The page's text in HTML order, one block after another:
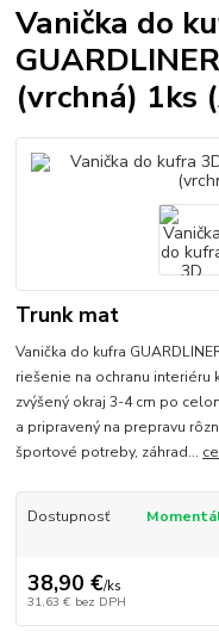
Vanička do
(vrchná) 1ks
Trunk mat
Vanička do kufra
riešenie na ochranu interiéru
zvýšený okraj 3-4 cm po
a pripravený na prepravu
športové potreby, záhrad...
Dostupnosť
38,90 €/ks
31,63 € bez DPH